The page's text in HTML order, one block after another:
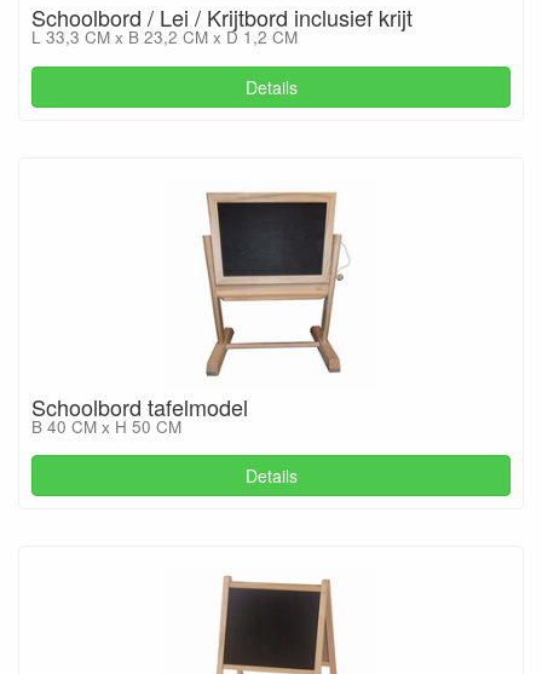
Schoolbord / Lei / Krijtbord inclusief krijt
L 33,3 CM x B 23,2 CM x D 1,2 CM
Details
Schoolbord tafelmodel
B 40 CM x H 50 CM
Details